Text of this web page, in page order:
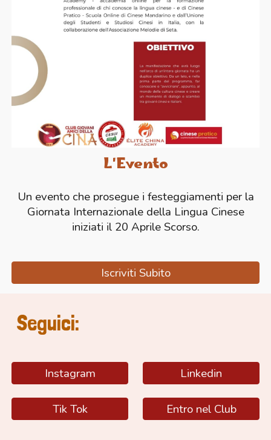
L'Evento
Un evento che prosegue i festeggiamenti per la
Giornata Internazionale della Lingua Cinese
iniziati il 20 Aprile Scorso.
Iscriviti Subito
Seguici:
Instagram
Tik Tok
Linkedin
Entro nel Club